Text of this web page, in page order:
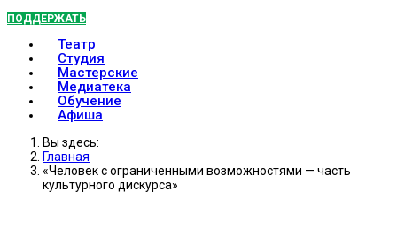
ПОДДЕРЖАТЬ
Театр
Студия
Мастерские
Медиатека
Обучение
Афиша
Вы здесь:
Главная
«Человек с ограниченными возможностями — часть
культурного дискурса»